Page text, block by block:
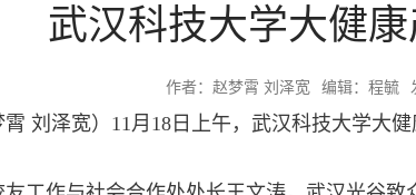
武汉科技大学大健
作者：赵梦霄 刘泽宽 编辑：程毓
刘泽宽）11月18日上午，武汉科技大学大